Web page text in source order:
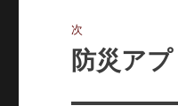
ゲ
稿:
次
次
防災ア